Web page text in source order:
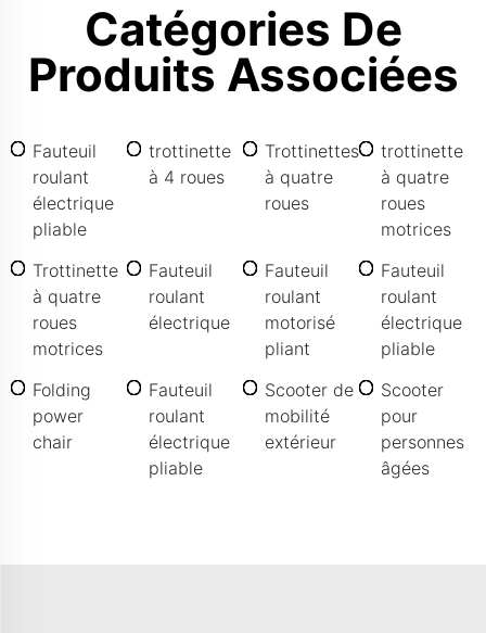
Catégories De
Produits Associées
Fauteuil
roulant
électrique
pliable
trottinette
à 4 roues
Trottinettes
à quatre
roues
trottinette
à quatre
roues
motrices
Trottinette
à quatre
roues
motrices
Fauteuil
roulant
électrique
Fauteuil
roulant
motorisé
pliant
Fauteuil
roulant
électrique
pliable
Folding
power
chair
Fauteuil
roulant
électrique
pliable
Scooter de
mobilité
extérieur
Scooter
pour
personnes
âgées